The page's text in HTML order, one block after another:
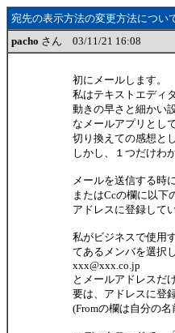
宛先の表示方法の変更方法につい
pacho さん 03/11/21 16:08
初にメールします。
私はテキストエディ
動きの早さと細かい
なメールアプリとし
切り換えての感想と
しかし、１つだけわ
メールを送信する時
またはCcの欄に以下
アドレスに登録して
私がビジネスで使用
てあるメンバを選択
xxx@xxx.co.jp
とメールアドレスだ
要は、アドレスに登
(Fromの欄は自分の